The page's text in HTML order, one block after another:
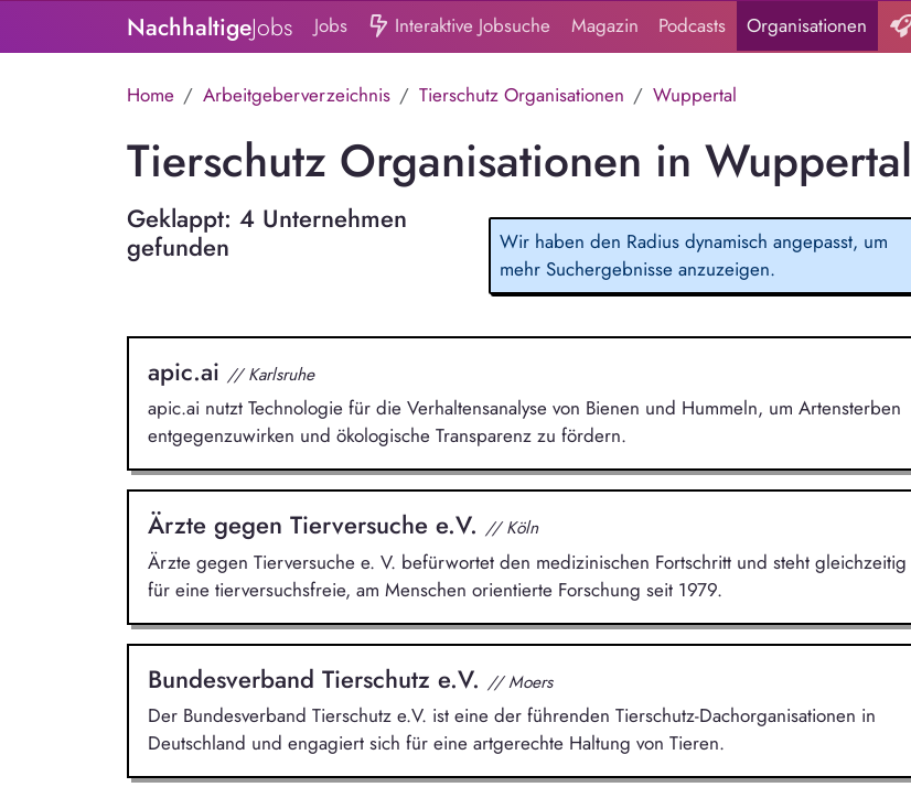
NachhaltigeJobs Jobs Interaktive Jobsuche Magazin Podcasts Organisationen
Home Arbeitgeberverzeichnis Tierschutz Organisationen Wuppertal
Tierschutz Organisationen in Wuppertal
Geklappt: 4 Unternehmen
gefunden
Wir haben den Radius dynamisch angepasst, um
mehr Suchergebnisse anzuzeigen.
apic.ai // Karlsruhe
apic.ai nutzt Technologie für die Verhaltensanalyse von Bienen und Hummeln, um Artensterben
entgegenzuwirken und ökologische Transparenz zu fördern.
Ärzte gegen Tierversuche e.V. // Köln
Ärzte gegen Tierversuche e. V. befürwortet den medizinischen Fortschritt und steht gleichzeitig
für eine tierversuchsfreie, am Menschen orientierte Forschung seit 1979.
Bundesverband Tierschutz e.V. // Moers
Der Bundesverband Tierschutz e.V. ist eine der führenden Tierschutz-Dachorganisationen in
Deutschland und engagiert sich für eine artgerechte Haltung von Tieren.